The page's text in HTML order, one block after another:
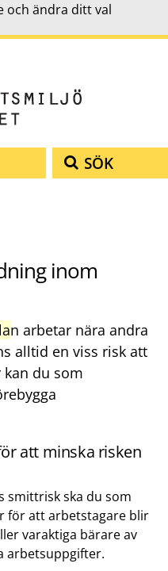
och ändra ditt val
SÖK
inom
n arbetar nära andra
alltid en viss risk att
du som
att minska risken
smittrisk ska du som
för att arbetstagare blir
varaktiga bärare av
arbetsuppgifter.